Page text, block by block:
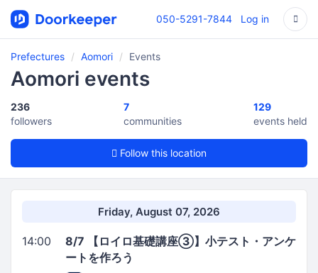
050-5291-7844 Log in
Prefectures Aomori Events
Aomori events
Follow this location
236
followers
7
communities
129
events held
Friday, August 07, 2026
14:00
8/7 【ロイロ基礎講座③】小テスト・アンケ
ートを作ろう